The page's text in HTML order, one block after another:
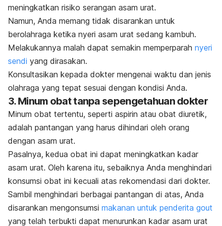
meningkatkan risiko serangan asam urat.
Namun, Anda memang tidak disarankan untuk
berolahraga ketika nyeri asam urat sedang kambuh.
Melakukannya malah dapat semakin memperparah nyeri
sendi yang dirasakan.
Konsultasikan kepada dokter mengenai waktu dan jenis
olahraga yang tepat sesuai dengan kondisi Anda.
3. Minum obat tanpa sepengetahuan dokter
Minum obat tertentu, seperti aspirin atau obat diuretik,
adalah pantangan yang harus dihindari oleh orang
dengan asam urat.
Pasalnya, kedua obat ini dapat meningkatkan kadar
asam urat. Oleh karena itu, sebaiknya Anda menghindari
konsumsi obat ini kecuali atas rekomendasi dari dokter.
Sambil menghindari berbagai pantangan di atas, Anda
disarankan mengonsumsi makanan untuk penderita gout
yang telah terbukti dapat menurunkan kadar asam urat